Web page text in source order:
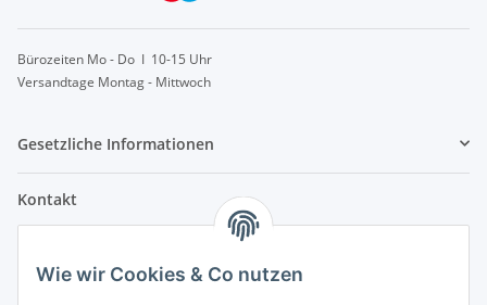
Bürozeiten Mo - Do I 10-15 Uhr
Versandtage Montag - Mittwoch
Gesetzliche Informationen
Kontakt
0171-6477475
Wie wir Cookies & Co nutzen